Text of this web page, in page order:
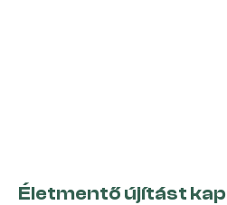
Életmentő újítást